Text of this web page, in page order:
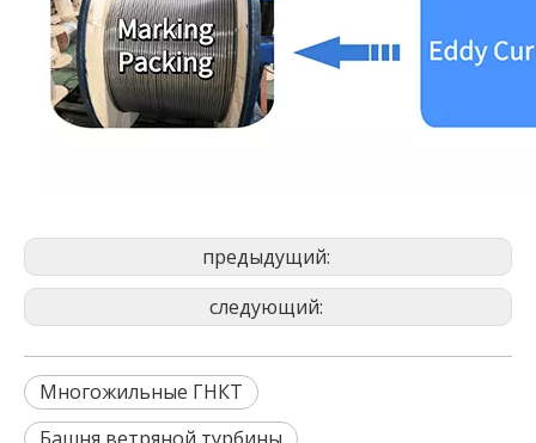
предыдущий:
следующий:
Многожильные ГНКТ